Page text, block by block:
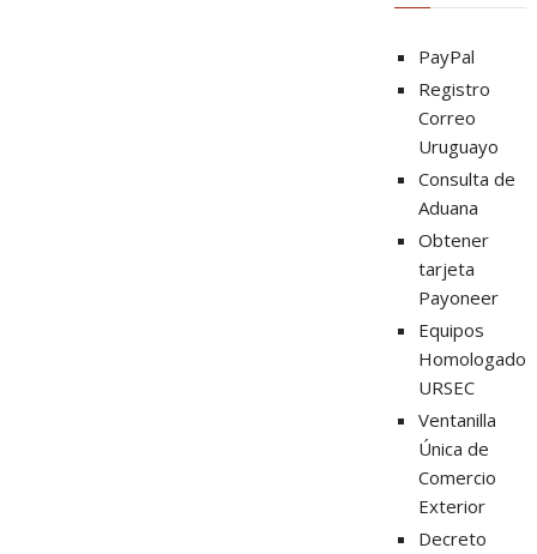
PayPal
Registro
Correo
Uruguayo
Consulta de
Aduana
Obtener
tarjeta
Payoneer
Equipos
Homologados
URSEC
Ventanilla
Única de
Comercio
Exterior
Decreto